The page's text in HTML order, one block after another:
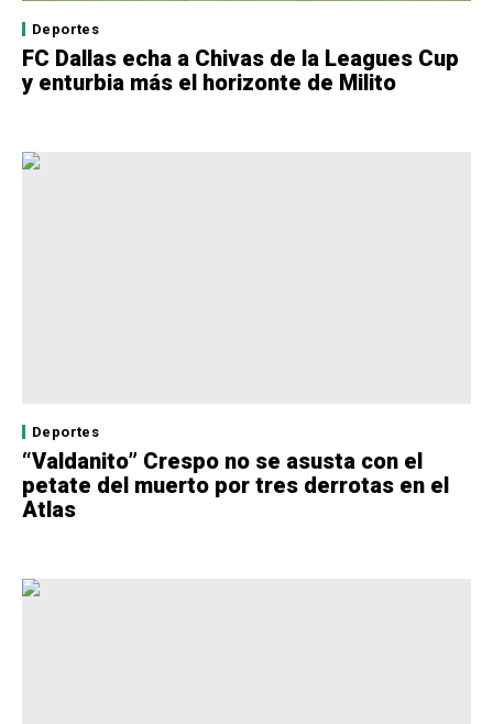
Deportes
FC Dallas echa a Chivas de la Leagues Cup
y enturbia más el horizonte de Milito
Deportes
“Valdanito” Crespo no se asusta con el
petate del muerto por tres derrotas en el
Atlas